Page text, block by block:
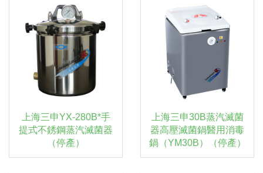
上海三申YX-280B*手
提式不銹鋼蒸汽滅菌器
（停產）
上海三申30B蒸汽滅菌
器高壓滅菌鍋醫用消毒
鍋（YM30B）（停產）